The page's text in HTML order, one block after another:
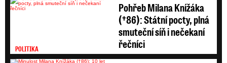
POLITIKA
Pohřeb Milana Knížáka
(†86): Státní pocty, plná
smuteční síň i nečekaní
řečníci